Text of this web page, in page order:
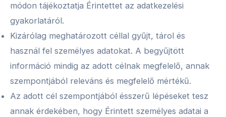
módon tájékoztatja Érintettet az adatkezelési
gyakorlatáról.
Kizárólag meghatározott céllal gyűjt, tárol és
használ fel személyes adatokat. A begyűjtött
információ mindig az adott célnak megfelelő, annak
szempontjából releváns és megfelelő mértékű.
Az adott cél szempontjából ésszerű lépéseket tesz
annak érdekében, hogy Érintett személyes adatai a